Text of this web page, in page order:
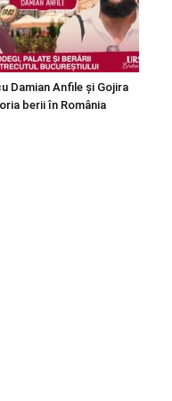
Damian Anfile și Gojira
berii în România